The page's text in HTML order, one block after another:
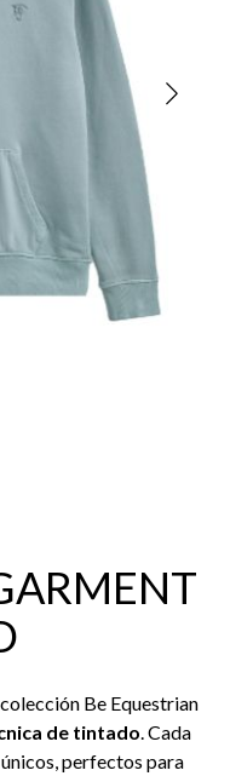
Be Equestrian
de tintado. Cada
perfectos para